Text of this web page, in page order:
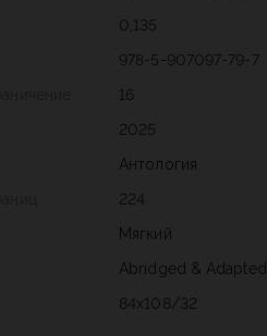
0,135
978-5-907097-79-7
16
2025
Антология
224
Мягкий
Abridged & Adapted
84x108/32